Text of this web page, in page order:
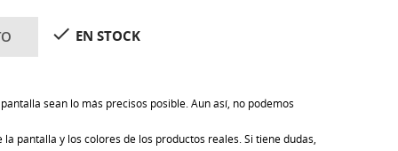
 EN STOCK
sean lo más precisos posible. Aun así, no podemos
pantalla y los colores de los productos reales. Si tiene dudas,